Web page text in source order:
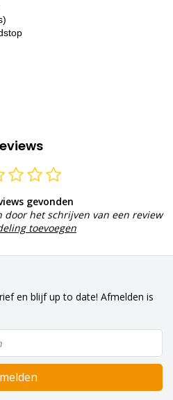
gevonden
door het schrijven van een review
toevoegen
en blijf up to date! Afmelden is